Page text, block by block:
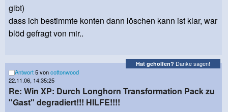
gibt)
dass ich bestimmte konten dann löschen kann ist klar, war
blöd gefragt von mir..
Hat geholfen? Danke sagen!
Antwort5 voncottonwood
22.11.06, 14:35:25
Re: Win XP: Durch Longhorn Transformation Pack zu
"Gast" degradiert!!! HILFE!!!!